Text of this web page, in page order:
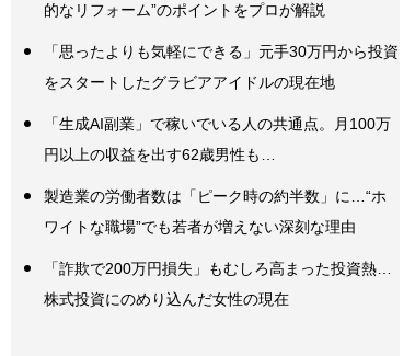
的なリフォーム”のポイントをプロが解説
「思ったよりも気軽にできる」元手30万円から投資
をスタートしたグラビアアイドルの現在地
「生成AI副業」で稼いでいる人の共通点。月100万
円以上の収益を出す62歳男性も…
製造業の労働者数は「ピーク時の約半数」に…“ホ
ワイトな職場”でも若者が増えない深刻な理由
「詐欺で200万円損失」もむしろ高まった投資熱…
株式投資にのめり込んだ女性の現在